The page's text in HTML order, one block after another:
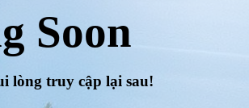
Soon
lòng truy cập lại sau!